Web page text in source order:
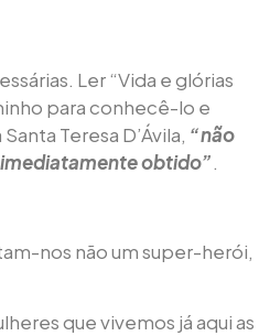
Ler “Vida e glórias
para conhecê-lo e
Teresa D’Ávila, “não
obtido”.
nos não um super-herói,
que vivemos já aqui as